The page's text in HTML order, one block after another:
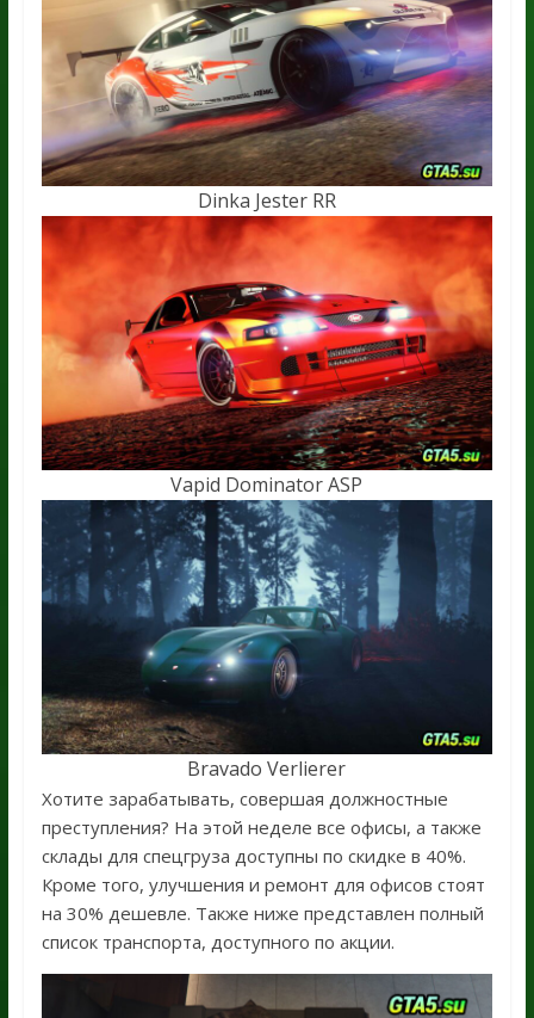
Dinka Jester RR
Vapid Dominator ASP
Bravado Verlierer
Хотите зарабатывать, совершая должностные
преступления? На этой неделе все офисы, а также
склады для спецгруза доступны по скидке в 40%.
Кроме того, улучшения и ремонт для офисов стоят
на 30% дешевле. Также ниже представлен полный
список транспорта, доступного по акции.